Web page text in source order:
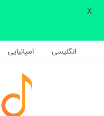
انگلیسی اسپانیایی
اشتراک گذاری
با استفاده از روش‌های زیر
X